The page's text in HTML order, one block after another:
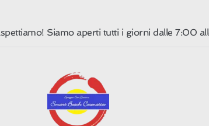
Siamo aperti tutti i giorni dalle 7:00